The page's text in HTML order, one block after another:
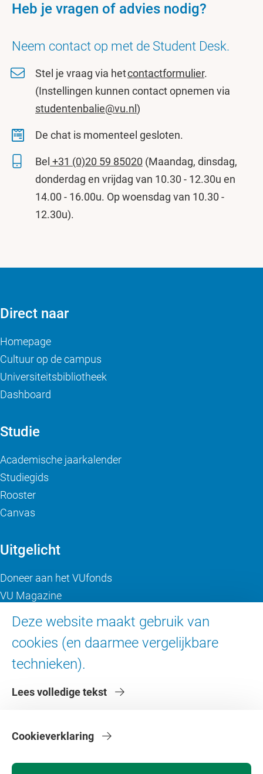
Heb je vragen of advies nodig?
Neem contact op met de Student Desk.
Stel je vraag via hetcontactformulier.
(Instellingen kunnen contact opnemen via
studentenbalie@vu.nl )
De chat is momenteel gesloten.
Bel +31 (0)20 59 85020 (Maandag, dinsdag,
donderdag en vrijdag van 10.30 - 12.30u en
14.00 - 16.00u. Op woensdag van 10.30 -
12.30u).
Deze website maakt gebruik van
cookies (en daarmee vergelijkbare
technieken).
Lees volledige tekst
Cookieverklaring
Direct naar
Homepage
Cultuur op de campus
Universiteitsbibliotheek
Dashboard
Studie
Academische jaarkalender
Studiegids
Rooster
Canvas
Uitgelicht
Doneer aan het VUfonds
VU Magazine
Over de VU
Contact en route
Faculteiten